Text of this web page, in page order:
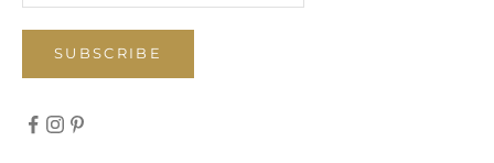
SUBSCRIBE